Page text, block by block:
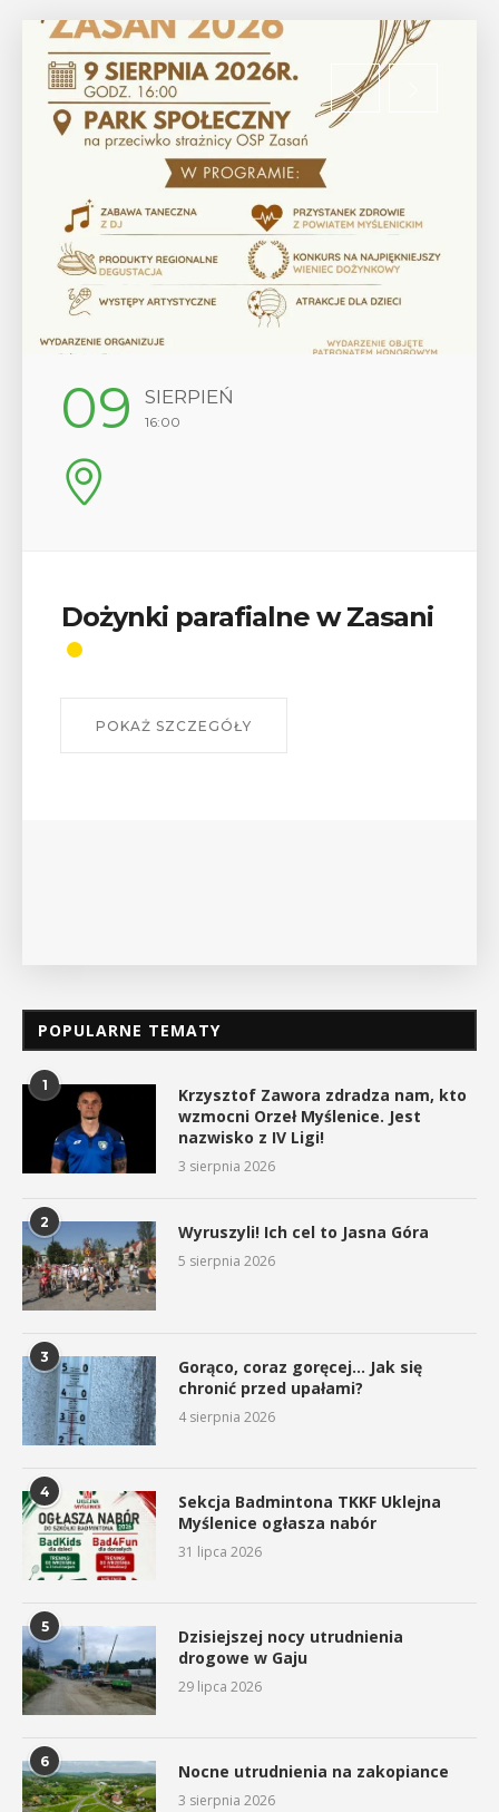
w Zasani
Wykład „Jak
POPULARNE TEMATY
1
Krzysztof Zawora zdradza nam, kto
wzmocni Orzeł Myślenice. Jest
nazwisko z IV Ligi!
3 sierpnia 2026
2 Wyruszyli! Ich cel to Jasna Góra
5 sierpnia 2026
3
Gorąco, coraz goręcej… Jak się
chronić przed upałami?
4 sierpnia 2026
4
Sekcja Badmintona TKKF Uklejna
Myślenice ogłasza nabór
31 lipca 2026
5
Dzisiejszej nocy utrudnienia
drogowe w Gaju
29 lipca 2026
6 Nocne utrudnienia na zakopiance
3 sierpnia 2026